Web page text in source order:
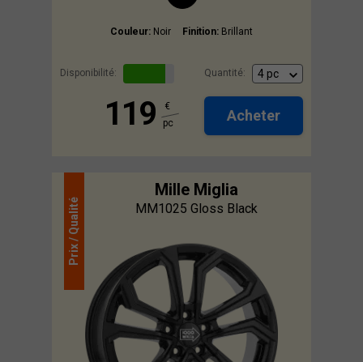
Couleur: Noir Finition: Brillant
Disponibilité: Quantité:
119
€
pc
Acheter
Mille Miglia
MM1025 Gloss Black
Prix /
Qualité